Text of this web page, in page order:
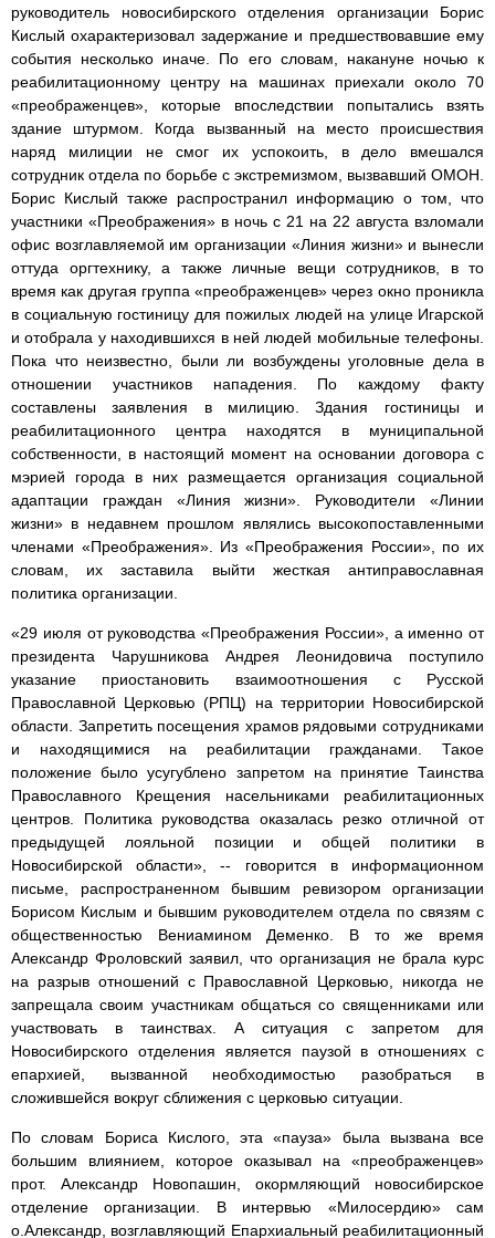
руководитель новосибирского отделения организации Борис
Кислый охарактеризовал задержание и предшествовавшие ему
события несколько иначе. По его словам, накануне ночью к
реабилитационному центру на машинах приехали около 70
«преображенцев», которые впоследствии попытались взять
здание штурмом. Когда вызванный на место происшествия
наряд милиции не смог их успокоить, в дело вмешался
сотрудник отдела по борьбе с экстремизмом, вызвавший ОМОН.
Борис Кислый также распространил информацию о том, что
участники «Преображения» в ночь с 21 на 22 августа взломали
офис возглавляемой им организации «Линия жизни» и вынесли
оттуда оргтехнику, а также личные вещи сотрудников, в то
время как другая группа «преображенцев» через окно проникла
в социальную гостиницу для пожилых людей на улице Игарской
и отобрала у находившихся в ней людей мобильные телефоны.
Пока что неизвестно, были ли возбуждены уголовные дела в
отношении участников нападения. По каждому факту
составлены заявления в милицию. Здания гостиницы и
реабилитационного центра находятся в муниципальной
собственности, в настоящий момент на основании договора с
мэрией города в них размещается организация социальной
адаптации граждан «Линия жизни». Руководители «Линии
жизни» в недавнем прошлом являлись высокопоставленными
членами «Преображения». Из «Преображения России», по их
словам, их заставила выйти жесткая антиправославная
политика организации.
«29 июля от руководства «Преображения России», а именно от
президента Чарушникова Андрея Леонидовича поступило
указание приостановить взаимоотношения с Русской
Православной Церковью (РПЦ) на территории Новосибирской
области. Запретить посещения храмов рядовыми сотрудниками
и находящимися на реабилитации гражданами. Такое
положение было усугублено запретом на принятие Таинства
Православного Крещения насельниками реабилитационных
центров. Политика руководства оказалась резко отличной от
предыдущей лояльной позиции и общей политики в
Новосибирской области», -- говорится в информационном
письме, распространенном бывшим ревизором организации
Борисом Кислым и бывшим руководителем отдела по связям с
общественностью Вениамином Деменко. В то же время
Александр Фроловский заявил, что организация не брала курс
на разрыв отношений с Православной Церковью, никогда не
запрещала своим участникам общаться со священниками или
участвовать в таинствах. А ситуация с запретом для
Новосибирского отделения является паузой в отношениях с
епархией, вызванной необходимостью разобраться в
сложившейся вокруг сближения с церковью ситуации.
По словам Бориса Кислого, эта «пауза» была вызвана все
большим влиянием, которое оказывал на «преображенцев»
прот. Александр Новопашин, окормляющий новосибирское
отделение организации. В интервью «Милосердию» сам
о.Александр, возглавляющий Епархиальный реабилитационный